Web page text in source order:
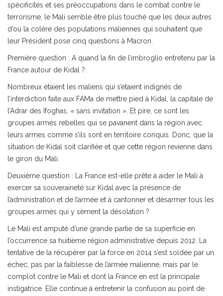
spécificités et ses préoccupations dans le combat contre le
terrorisme, le Mali semble être plus touché que les deux autres
d’où la colère des populations maliennes qui souhaitent que
leur Président pose cinq questions à Macron.
Première question : A quand la fin de l’imbroglio entretenu par la
France autour de Kidal ?
Nombreux étaient les maliens qui s’étaient indignés de
l’interdiction faite aux FAMa de mettre pied à Kidal, la capitale de
l’Adrar des Ifoghas, « sans invitation ». Et pire, ce sont les
groupes armés rebelles qui se pavanent dans la région avec
leurs armes comme s’ils sont en territoire conquis. Donc, que la
situation de Kidal soit clarifiée et que cette région revienne dans
le giron du Mali.
Deuxième question : La France est-elle prête à aider le Mali à
exercer sa souveraineté sur Kidal avec la présence de
l’administration et de l’armée et à cantonner et désarmer tous les
groupes armés qui y sèment la désolation ?
Le Mali est amputé d’une grande partie de sa superficie en
l’occurrence sa huitième région administrative depuis 2012. La
tentative de la récupérer par la force en 2014 s’est soldée par un
échec, pas par la faiblesse de l’armée malienne, mais par le
complot contre le Mali et dont la France en est la principale
instigatrice. Elle continue à entretenir la confusion au point de